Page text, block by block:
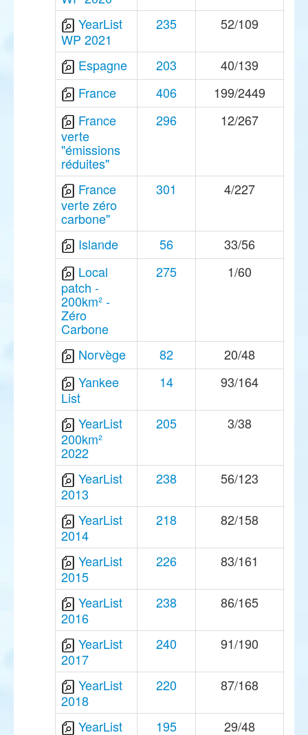
YearList
WP 2021
235 52/109
Espagne 203
40/139
France
406
199/2449
France
verte
"émissions
réduites"
296 12/267
France
verte zéro
carbone"
301 4/227
Islande 56
33/56
Local
patch -
200km² -
Zéro
Carbone
275 1/60
Norvège 82
20/48
Yankee
List
14 93/164
YearList
200km²
2022
205 3/38
YearList
2013
238 56/123
YearList
2014
218 82/158
YearList
2015
226 83/161
YearList
2016
238 86/165
YearList
2017
240 91/190
YearList
2018
220 87/168
YearList
195 29/48